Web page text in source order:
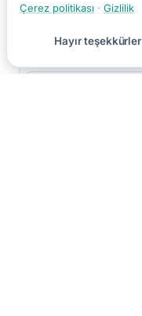
Çerez politikası · Gizlilik
Hayır teşekkürler